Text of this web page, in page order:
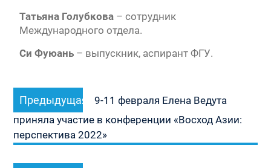
Татьяна Голубкова– сотрудник
Международного отдела.
Си Фуюань– выпускник, аспирант ФГУ.
по
записям
Предыдущая
Предыдущая
запись:
9-11 февраля Елена Ведута
приняла участие в конференции «Восход Азии:
перспектива 2022»